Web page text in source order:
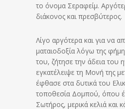
το όνομα Σεραφείμ.
διάκονος και πρεσβύτερος.
Λίγο αργότερα και για να
ματαιοδοξία λόγω της
του, ζήτησε την άδεια του
εγκατέλειψε τη Μονή της
έφθασε στα δυτικά του
τοποθεσία Δομπού, όπου
Σωτήρος, μερικά κελιά και